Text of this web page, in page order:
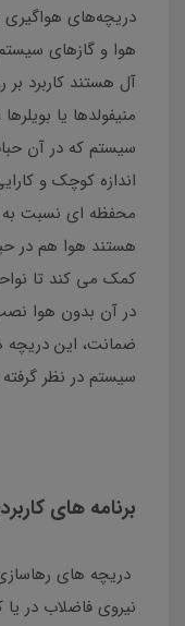
دریچه‌های
هوا و گازهای
آل هستند کاربرد
منیفولدها یا
سیستم که در آن
اندازه کوچک و
هستند هوا هم در
کمک می کند تا
در آن بدون هوا نصب
ضمانت، این دریچه
سیستم در نظر گرفته
برنامه های
دریچه های
نیروی فاضلاب در